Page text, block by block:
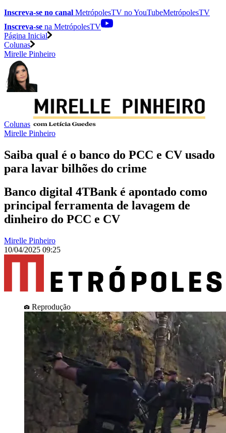
Inscreva-se no canal MetrópolesTV noYouTubeMetrópolesTV
Inscreva-se na MetrópolesTV
Página Inicial
Colunas
Mirelle Pinheiro
Colunas
Mirelle Pinheiro
Saiba qual é o banco do PCC e CV usado
para lavar bilhões do crime
Banco digital 4TBank é apontado como
principal ferramenta de lavagem de
dinheiro do PCC e CV
Mirelle Pinheiro
10/04/2025 09:25
Reprodução